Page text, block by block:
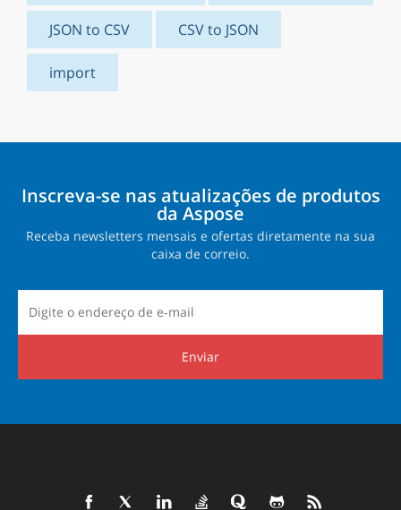
JSON to CSV CSV to JSON
import
Inscreva-se nas atualizações de produtos
da Aspose
Receba newsletters mensais e ofertas diretamente na sua
caixa de correio.
Enviar